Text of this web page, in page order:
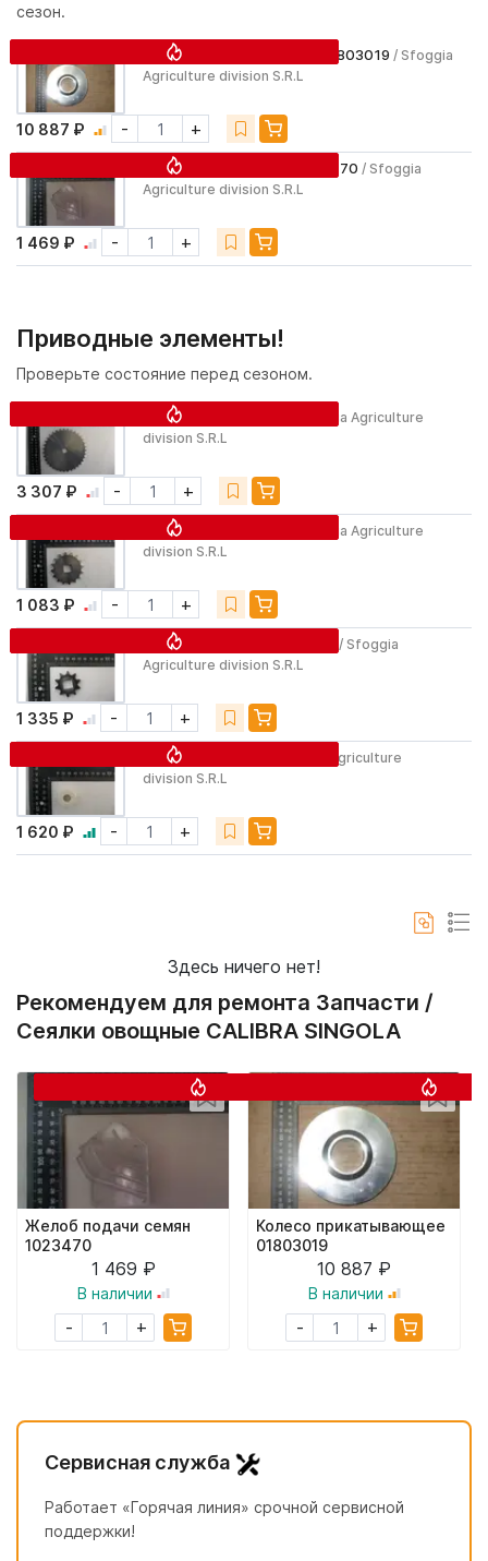
сезон.
Колесо прикатывающее 01803019 / Sfoggia
Agriculture division S.R.L
10 887 ₽ - +
Желоб подачи семян 1023470 / Sfoggia
Agriculture division S.R.L
1 469 ₽ - +
Приводные элементы!
Проверьте состояние перед сезоном.
Звездочка 1007140
/ Sfoggia Agriculture
division S.R.L
3 307 ₽ - +
Звёздочка 1025340
/ Sfoggia Agriculture
division S.R.L
1 083 ₽ - +
Звездочка для Calibra Z/10 / Sfoggia
Agriculture division S.R.L
1 335 ₽ - +
Ролик 01804009
/ Sfoggia Agriculture
division S.R.L
1 620 ₽ - +
Здесь ничего нет!
Рекомендуем для ремонта Запчасти /
Сеялки овощные CALIBRA SINGOLA
Желоб подачи семян
1023470
1 469 ₽
В наличии
- +
Колесо прикатывающее
01803019
10 887 ₽
В наличии
- +
Сервисная служба
Работает «Горячая линия» срочной сервисной
поддержки!